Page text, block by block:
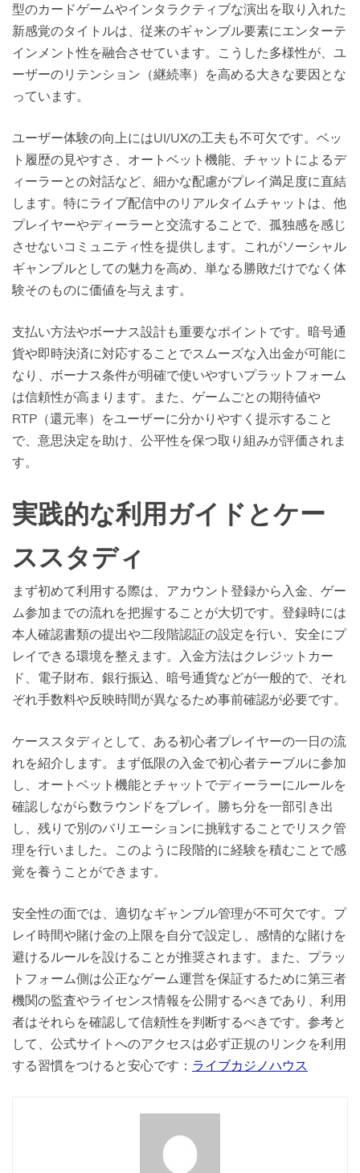
型のカードゲームやインタラクティブな演出を取り入れた
新感覚のタイトルは、従来のギャンブル要素にエンターテ
インメント性を融合させています。こうした多様性が、ユ
ーザーのリテンション（継続率）を高める大きな要因とな
っています。
ユーザー体験の向上にはUI/UXの工夫も不可欠です。ベッ
ト履歴の見やすさ、オートベット機能、チャットによるデ
ィーラーとの対話など、細かな配慮がプレイ満足度に直結
します。特にライブ配信中のリアルタイムチャットは、他
プレイヤーやディーラーと交流することで、孤独感を感じ
させないコミュニティ性を提供します。これがソーシャル
ギャンブルとしての魅力を高め、単なる勝敗だけでなく体
験そのものに価値を与えます。
支払い方法やボーナス設計も重要なポイントです。暗号通
貨や即時決済に対応することでスムーズな入出金が可能に
なり、ボーナス条件が明確で使いやすいプラットフォーム
は信頼性が高まります。また、ゲームごとの期待値や
RTP（還元率）をユーザーに分かりやすく提示すること
で、意思決定を助け、公平性を保つ取り組みが評価されま
す。
実践的な利用ガイドとケー
ススタディ
まず初めて利用する際は、アカウント登録から入金、ゲー
ム参加までの流れを把握することが大切です。登録時には
本人確認書類の提出や二段階認証の設定を行い、安全にプ
レイできる環境を整えます。入金方法はクレジットカー
ド、電子財布、銀行振込、暗号通貨などが一般的で、それ
ぞれ手数料や反映時間が異なるため事前確認が必要です。
ケーススタディとして、ある初心者プレイヤーの一日の流
れを紹介します。まず低限の入金で初心者テーブルに参加
し、オートベット機能とチャットでディーラーにルールを
確認しながら数ラウンドをプレイ。勝ち分を一部引き出
し、残りで別のバリエーションに挑戦することでリスク管
理を行いました。このように段階的に経験を積むことで感
覚を養うことができます。
安全性の面では、適切なギャンブル管理が不可欠です。プ
レイ時間や賭け金の上限を自分で設定し、感情的な賭けを
避けるルールを設けることが推奨されます。また、プラッ
トフォーム側は公正なゲーム運営を保証するために第三者
機関の監査やライセンス情報を公開するべきであり、利用
者はそれらを確認して信頼性を判断するべきです。参考と
して、公式サイトへのアクセスは必ず正規のリンクを利用
する習慣をつけると安心です： ライブカジノハウス